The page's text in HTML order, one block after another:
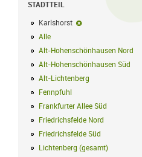
STADTTEIL
Karlshorst
Karlshorst-Filter
Alle
Alt-Hohenschönhausen Nord
Alt-Hohenschönhausen Süd
Alt-Lichtenberg Alt-
Fennpfuhl
Frankfurter Allee Süd
Friedrichsfelde Nord
Friedrichsfelde Süd
Lichtenberg (gesamt)